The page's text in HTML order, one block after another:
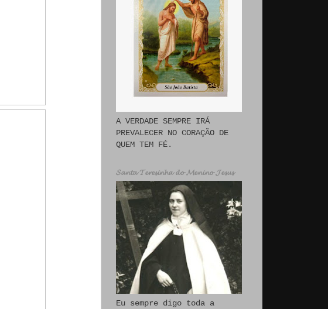
A VERDADE SEMPRE IRÁ
PREVALECER NO CORAÇÃO DE
QUEM TEM FÉ.
𝓢𝓪𝓷𝓽𝓪 𝓣𝓮𝓻𝓮𝓼𝓲𝓷𝓱𝓪 𝓭𝓸 𝓜𝓮𝓷𝓲𝓷𝓸 𝓙𝓮𝓼𝓾𝓼
Eu sempre digo toda a